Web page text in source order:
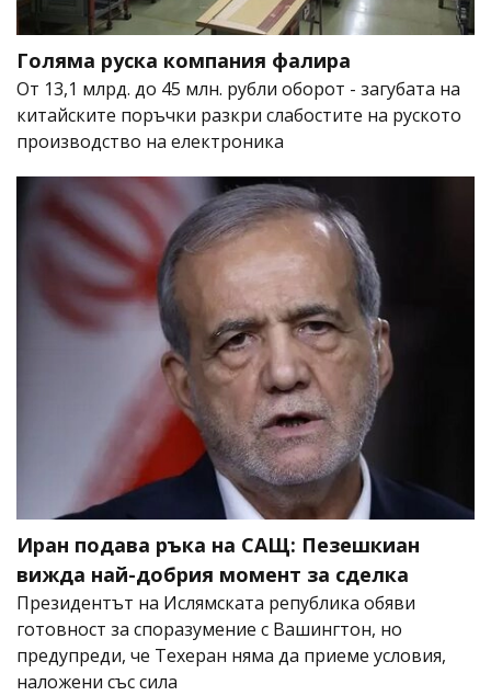
Голяма руска компания фалира
От 13,1 млрд. до 45 млн. рубли оборот - загубата на
китайските поръчки разкри слабостите на руското
производство на електроника
Иран подава ръка на САЩ: Пезешкиан
вижда най-добрия момент за сделка
Президентът на Ислямската република обяви
готовност за споразумение с Вашингтон, но
предупреди, че Техеран няма да приеме условия,
наложени със сила